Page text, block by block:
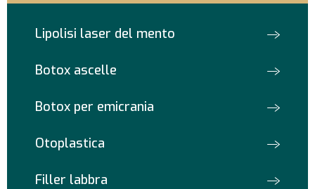
Lipolisi laser del mento
Botox ascelle
Botox per emicrania
Otoplastica
Filler labbra